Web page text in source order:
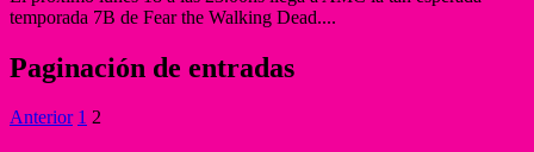
temporada 7B de Fear the Walking Dead....
Paginación de entradas
Anterior 1 2